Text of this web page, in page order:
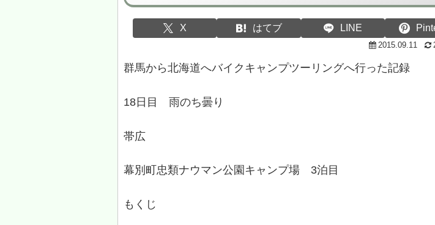
X はてブ LINE
2015.09.11
群馬から北海道へバイクキャンプツーリングへ行った記録
18日目 雨のち曇り
帯広
幕別町忠類ナウマン公園キャンプ場 3泊目
もくじ